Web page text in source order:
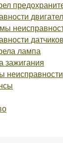
датчиков
лампа
зажигания
неисправности